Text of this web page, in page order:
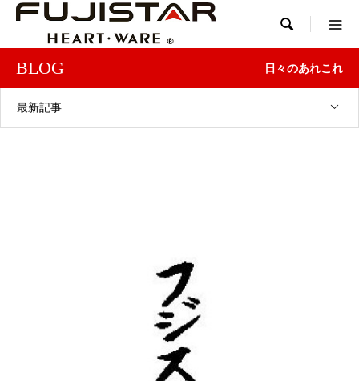

BLOG 日々のあれこれ
最新記事